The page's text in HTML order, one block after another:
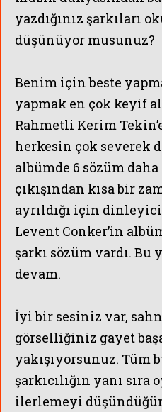
yazdığınız şarkıları
düşünüyor musunuz?
Benim için beste
yapmak en çok keyif
Rahmetli Kerim
herkesin çok severek
albümde 6 sözüm
çıkışından kısa bir
ayrıldığı için
Levent Conker’in
şarkı sözüm vardı.
devam.
İyi bir sesiniz var,
görselliğiniz gayet
yakışıyorsunuz. Tüm
şarkıcılığın yanı
ilerlemeyi